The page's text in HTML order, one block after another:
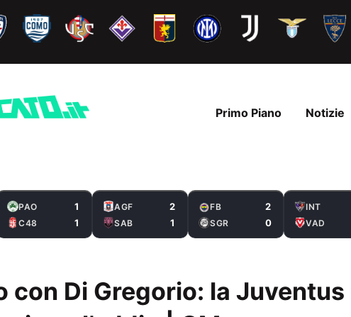
Primo Piano Notizie
PAO 1
C48 1
AGF 2
SAB 1
FB 2
SGR 0
INT
VAD
con Di Gregorio: la